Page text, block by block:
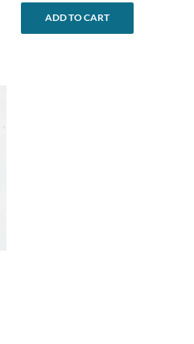
ADD TO CART